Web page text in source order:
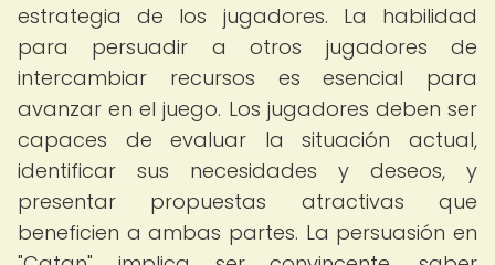
estrategia de los jugadores. La habilidad
para persuadir a otros jugadores de
intercambiar recursos es esencial para
avanzar en el juego. Los jugadores deben ser
capaces de evaluar la situación actual,
identificar sus necesidades y deseos, y
presentar propuestas atractivas que
beneficien a ambas partes. La persuasión en